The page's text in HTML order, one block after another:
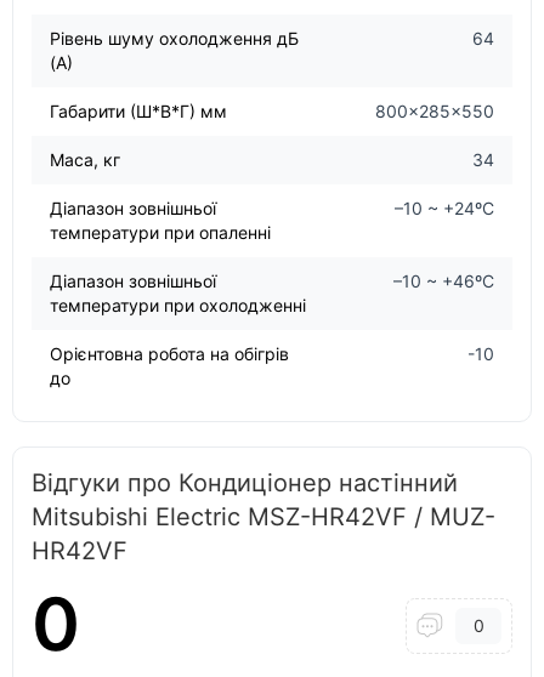
Рівень шуму охолодження дБ
(А)
64
Габарити (Ш*В*Г) мм 800×285×550
Маса, кг 34
Діапазон зовнішньої
температури при опаленні
–10 ~ +24ºC
Діапазон зовнішньої
температури при охолодженні
–10 ~ +46ºC
Орієнтовна робота на обігрів
до
-10
Відгуки про Кондиціонер настінний
Mitsubishi Electric MSZ-HR42VF / MUZ-
HR42VF
0 0